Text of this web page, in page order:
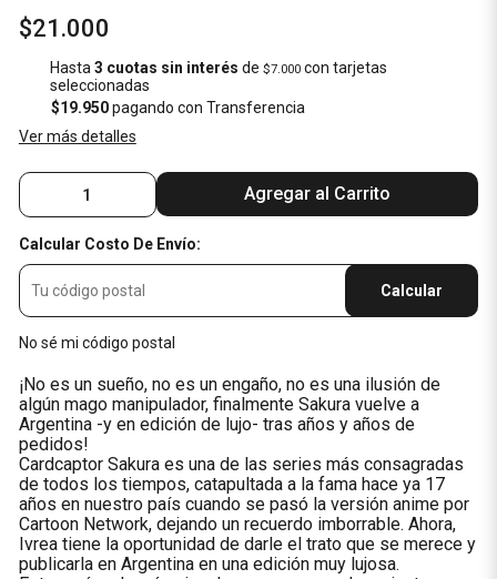
$21.000
Hasta3 cuotas sin interés de$7.000 con tarjetas
seleccionadas
$19.950pagando con Transferencia
Ver más detalles
Agregar al Carrito
Calcular Costo De Envío:
Calcular
No sé mi código postal
¡No es un sueño, no es un engaño, no es una ilusión de
algún mago manipulador, finalmente Sakura vuelve a
Argentina -y en edición de lujo- tras años y años de
pedidos!
Cardcaptor Sakura es una de las series más consagradas
de todos los tiempos, catapultada a la fama hace ya 17
años en nuestro país cuando se pasó la versión anime por
Cartoon Network, dejando un recuerdo imborrable. Ahora,
Ivrea tiene la oportunidad de darle el trato que se merece y
publicarla en Argentina en una edición muy lujosa.